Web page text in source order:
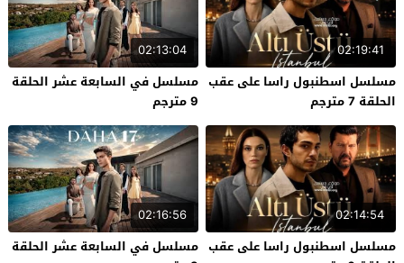
02:19:41
مسلسل اسطنبول راسا على عقب
الحلقة 7 مترجم
02:13:04
مسلسل في السابعة عشر الحلقة
9 مترجم
02:14:54
مسلسل اسطنبول راسا على عقب
02:16:56
مسلسل في السابعة عشر الحلقة